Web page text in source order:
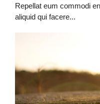
Repellat eum commodi
aliquid qui facere...